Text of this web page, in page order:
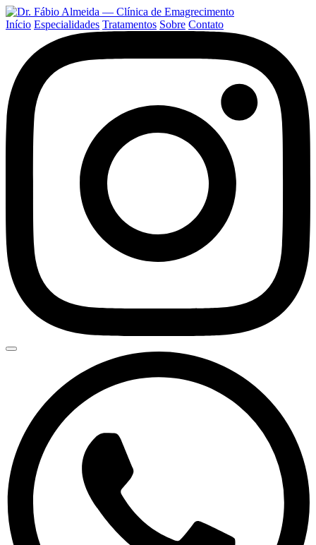
Início Especialidades Tratamentos Sobre Contato